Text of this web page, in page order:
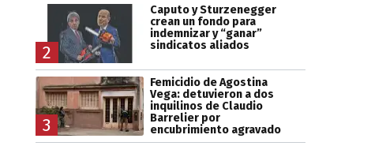
2
Caputo y Sturzenegger
crean un fondo para
indemnizar y “ganar”
sindicatos aliados
3
Femicidio de Agostina
Vega: detuvieron a dos
inquilinos de Claudio
Barrelier por
encubrimiento agravado